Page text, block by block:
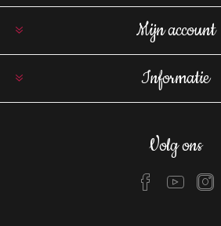
Mijn account
Informatie
Volg ons